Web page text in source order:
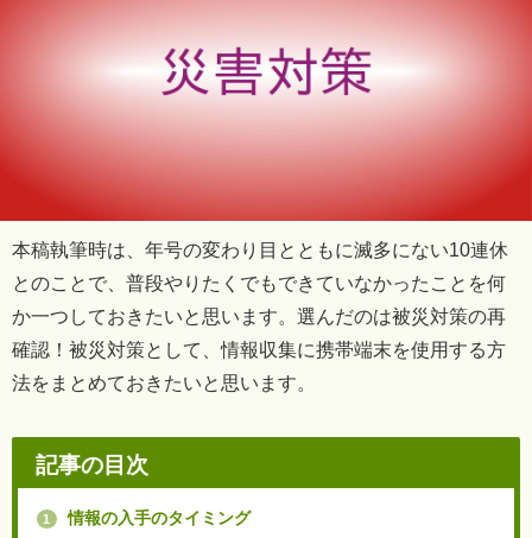
本稿執筆時は、年号の変わり目とともに滅多にない10連休
とのことで、普段やりたくでもできていなかったことを何
か一つしておきたいと思います。選んだのは被災対策の再
確認！被災対策として、情報収集に携帯端末を使用する方
法をまとめておきたいと思います。
記事の目次
1 情報の入手のタイミング